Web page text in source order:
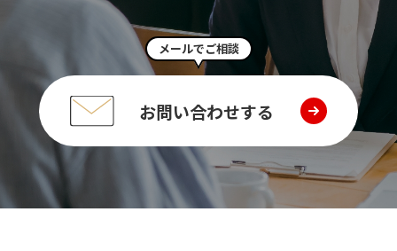
お問い合わせする
メールでご相談